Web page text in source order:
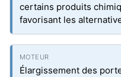
certains produits
favorisant les
Élargissement des